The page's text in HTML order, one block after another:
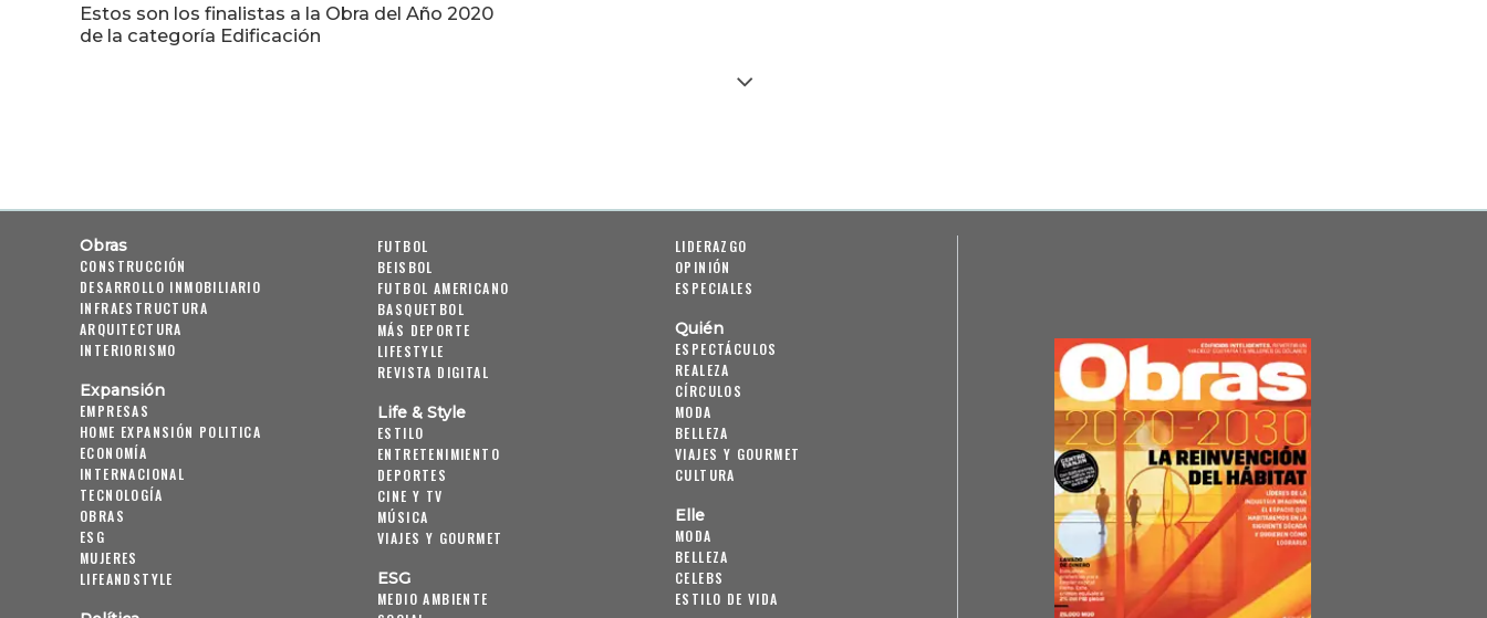
Estos son los finalistas a la Obra del Año 2020
de la categoría Edificación
Obras
CONSTRUCCIÓN
DESARROLLO INMOBILIARIO
INFRAESTRUCTURA
ARQUITECTURA
INTERIORISMO
Expansión
EMPRESAS
HOME EXPANSIÓN POLITICA
ECONOMÍA
INTERNACIONAL
TECNOLOGÍA
OBRAS
ESG
MUJERES
LIFEANDSTYLE
FUTBOL
BEISBOL
FUTBOL AMERICANO
BASQUETBOL
MÁS DEPORTE
LIFESTYLE
REVISTA DIGITAL
Life & Style
ESTILO
ENTRETENIMIENTO
DEPORTES
CINE Y TV
MÚSICA
VIAJES Y GOURMET
ESG
MEDIO AMBIENTE
LIDERAZGO
OPINIÓN
ESPECIALES
Quién
ESPECTÁCULOS
REALEZA
CÍRCULOS
MODA
BELLEZA
VIAJES Y GOURMET
CULTURA
Elle
MODA
BELLEZA
CELEBS
ESTILO DE VIDA